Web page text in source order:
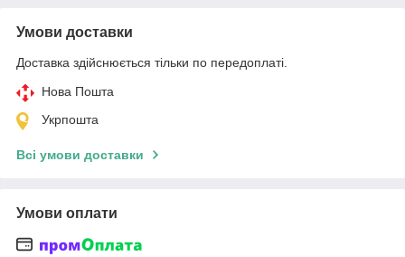
Умови доставки
Доставка здійснюється тільки по передоплаті.
Нова Пошта
Укрпошта
Всі умови доставки
Умови оплати